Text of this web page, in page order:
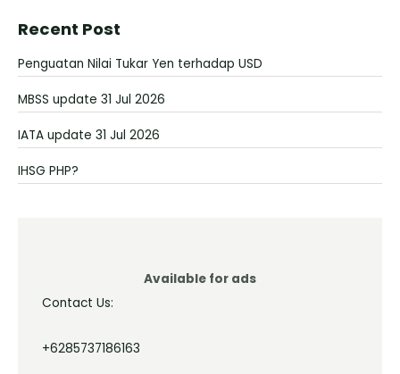
Recent Post
Penguatan Nilai Tukar Yen terhadap USD
MBSS update 31 Jul 2026
IATA update 31 Jul 2026
IHSG PHP?
Available for ads
Contact Us:
+6285737186163